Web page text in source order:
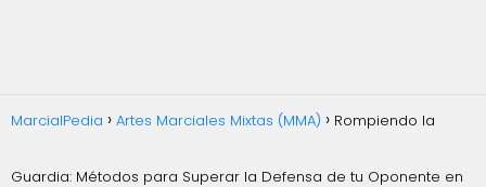
MarcialPedia Artes Marciales Mixtas (MMA) Rompiendo la
Guardia: Métodos para Superar la Defensa de tu Oponente en